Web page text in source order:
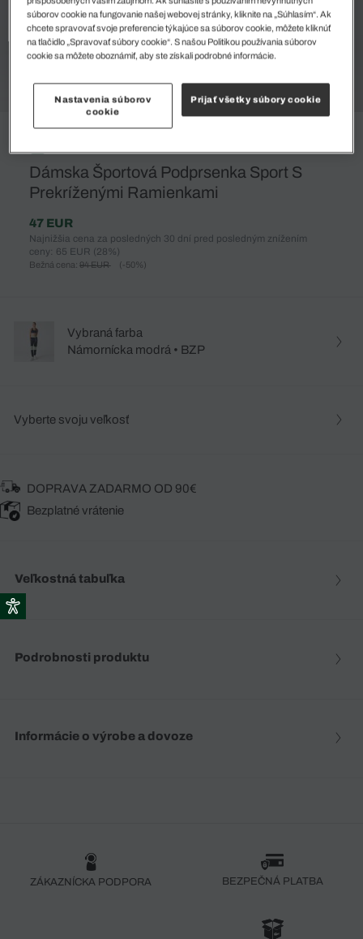
Dámska Športová Podprsenka Sport S
Prekríženými Ramienkami
47 EUR
Najnižšia cena za posledných 30 dní pred posledným znížením
ceny: 65 EUR (28%)
Bežná cena: 94 EUR (-50%)
Vybraná farba
Námornícka modrá • BZP
Vyberte svoju veľkosť
DOPRAVA ZADARMO OD 90€
Bezplatné vrátenie
Veľkostná tabuľka
Podrobnosti produktu
Informácie o výrobe a dovoze
ZÁKAZNÍCKA PODPORA BEZPEČNÁ PLATBA
súborov cookie na fungovanie našej webovej stránky, kliknite na „Súhlasím“. Ak
chcete spravovať svoje preferencie týkajúce sa súborov cookie, môžete kliknúť
na tlačidlo „Spravovať súbory cookie“. S našou Politikou používania súborov
cookie sa môžete oboznámiť, aby ste získali podrobné informácie.
Nastavenia súborov
cookie
Prijať všetky súbory cookie